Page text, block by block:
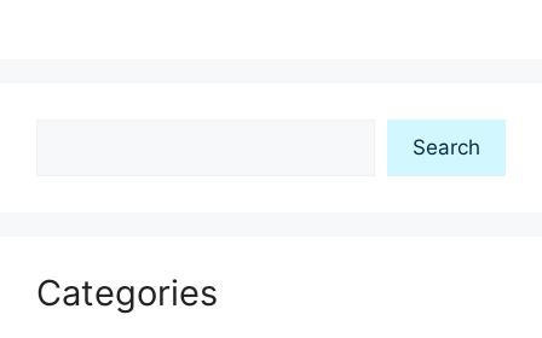
Search
Categories